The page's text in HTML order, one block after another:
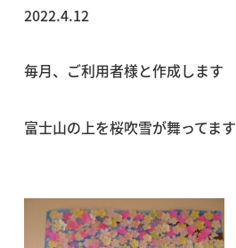
2022.4.12
毎月、ご利用者様と作成します
富士山の上を桜吹雪が舞ってます